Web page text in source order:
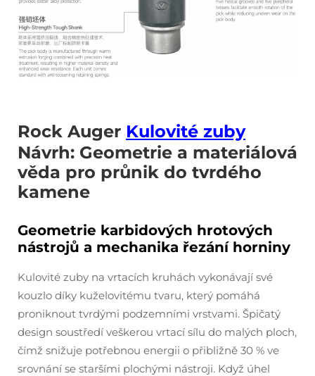
Rock Auger Kulovité zuby
Návrh: Geometrie a materiálová
věda pro průnik do tvrdého
kamene
Geometrie karbidových hrotových
nástrojů a mechanika řezání horniny
Kulovité zuby na vrtacích kruhách vykonávají své
kouzlo díky kuželovitému tvaru, který pomáhá
proniknout tvrdými podzemními vrstvami. Špičatý
design soustředí veškerou vrtací sílu do malých ploch,
čímž snižuje potřebnou energii o přibližně 30 % ve
srovnání se staršími plochými nástroji. Když úhel